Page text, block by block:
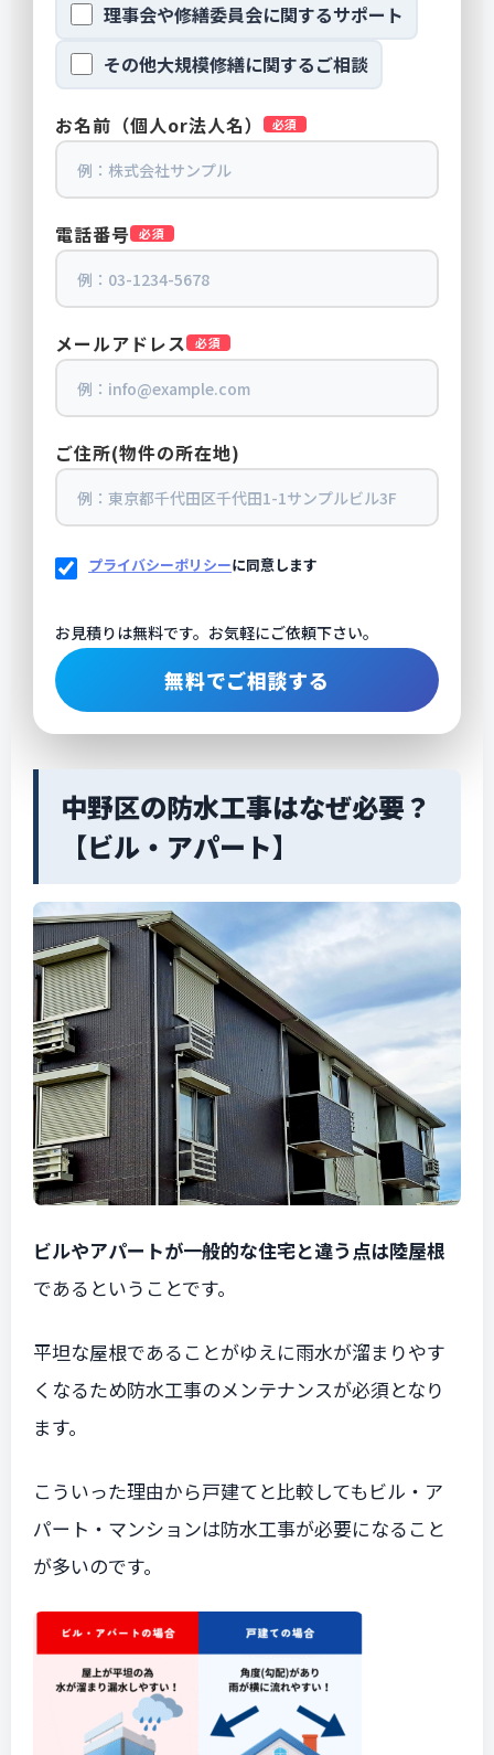
理事会や修繕委員会に関するサポート
その他大規模修繕に関するご相談
お名前（個人or法人名） 必須
電話番号 必須
メールアドレス 必須
ご住所(物件の所在地)
プライバシーポリシーに同意します
お見積りは無料です。お気軽にご依頼下さい。
中野区の防水工事はなぜ必要？
【ビル・アパート】
ビルやアパートが一般的な住宅と違う点は陸屋根
であるということです。
平坦な屋根であることがゆえに雨水が溜まりやす
くなるため防水工事のメンテナンスが必須となり
ます。
こういった理由から戸建てと比較してもビル・ア
パート・マンションは防水工事が必要になること
が多いのです。